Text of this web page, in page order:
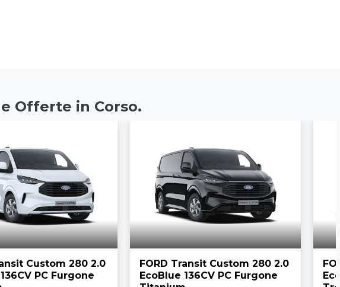
Offerte in Corso.
Custom 280 2.0
PC Furgone
FORD Transit Custom 280 2.0
EcoBlue 136CV PC Furgone